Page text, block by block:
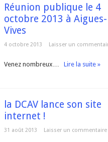
Réunion publique le 4
octobre 2013 à Aigues-
Vives
4 octobre 2013 Laisser un
Venez nombreux… Lire la suite »
la DCAV lance son site
internet !
31 août 2013 Laisser un commentaire